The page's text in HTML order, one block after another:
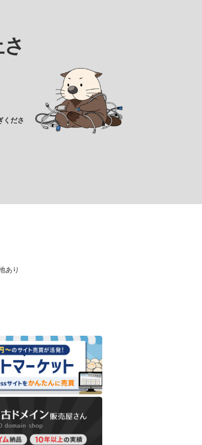
くださ
あり